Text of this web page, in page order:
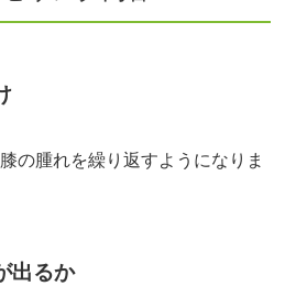
の腫れを繰り返すようになりま
出るか